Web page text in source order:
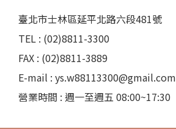
臺北市士林區延平北路六段481號
TEL : (02)8811-3300
FAX : (02)8811-3889
E-mail : ys.w88113300@gmail.com
營業時間 : 週一至週五 08:00~17:30